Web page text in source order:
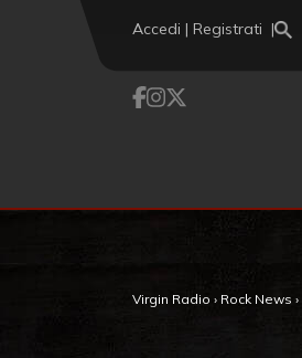
Accedi | Registrati
Virgin Radio › Rock News ›